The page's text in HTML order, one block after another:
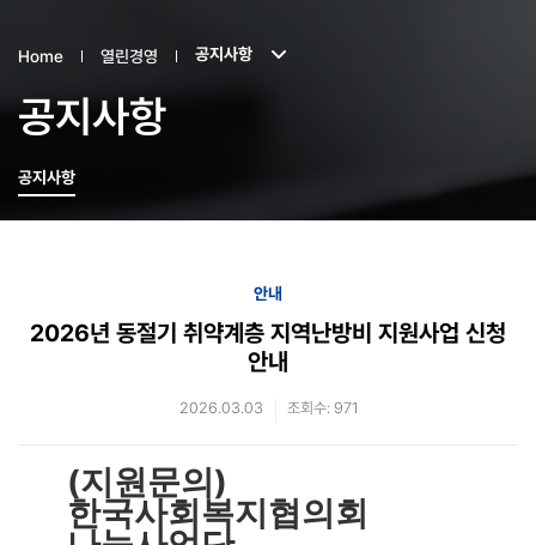
Home 열린경영 공지사항
공지사항
공지사항
안내
2026년 동절기 취약계층 지역난방비 지원사업 신청
안내
2026.03.03 조회수: 971
(지원문의 )
한국사회복지협의회